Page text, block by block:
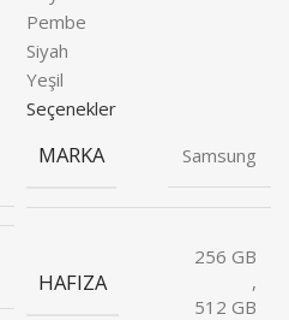
Pembe
Siyah
Yeşil
Seçenekler
MARKA Samsung
HAFIZA
256 GB
,
512 GB